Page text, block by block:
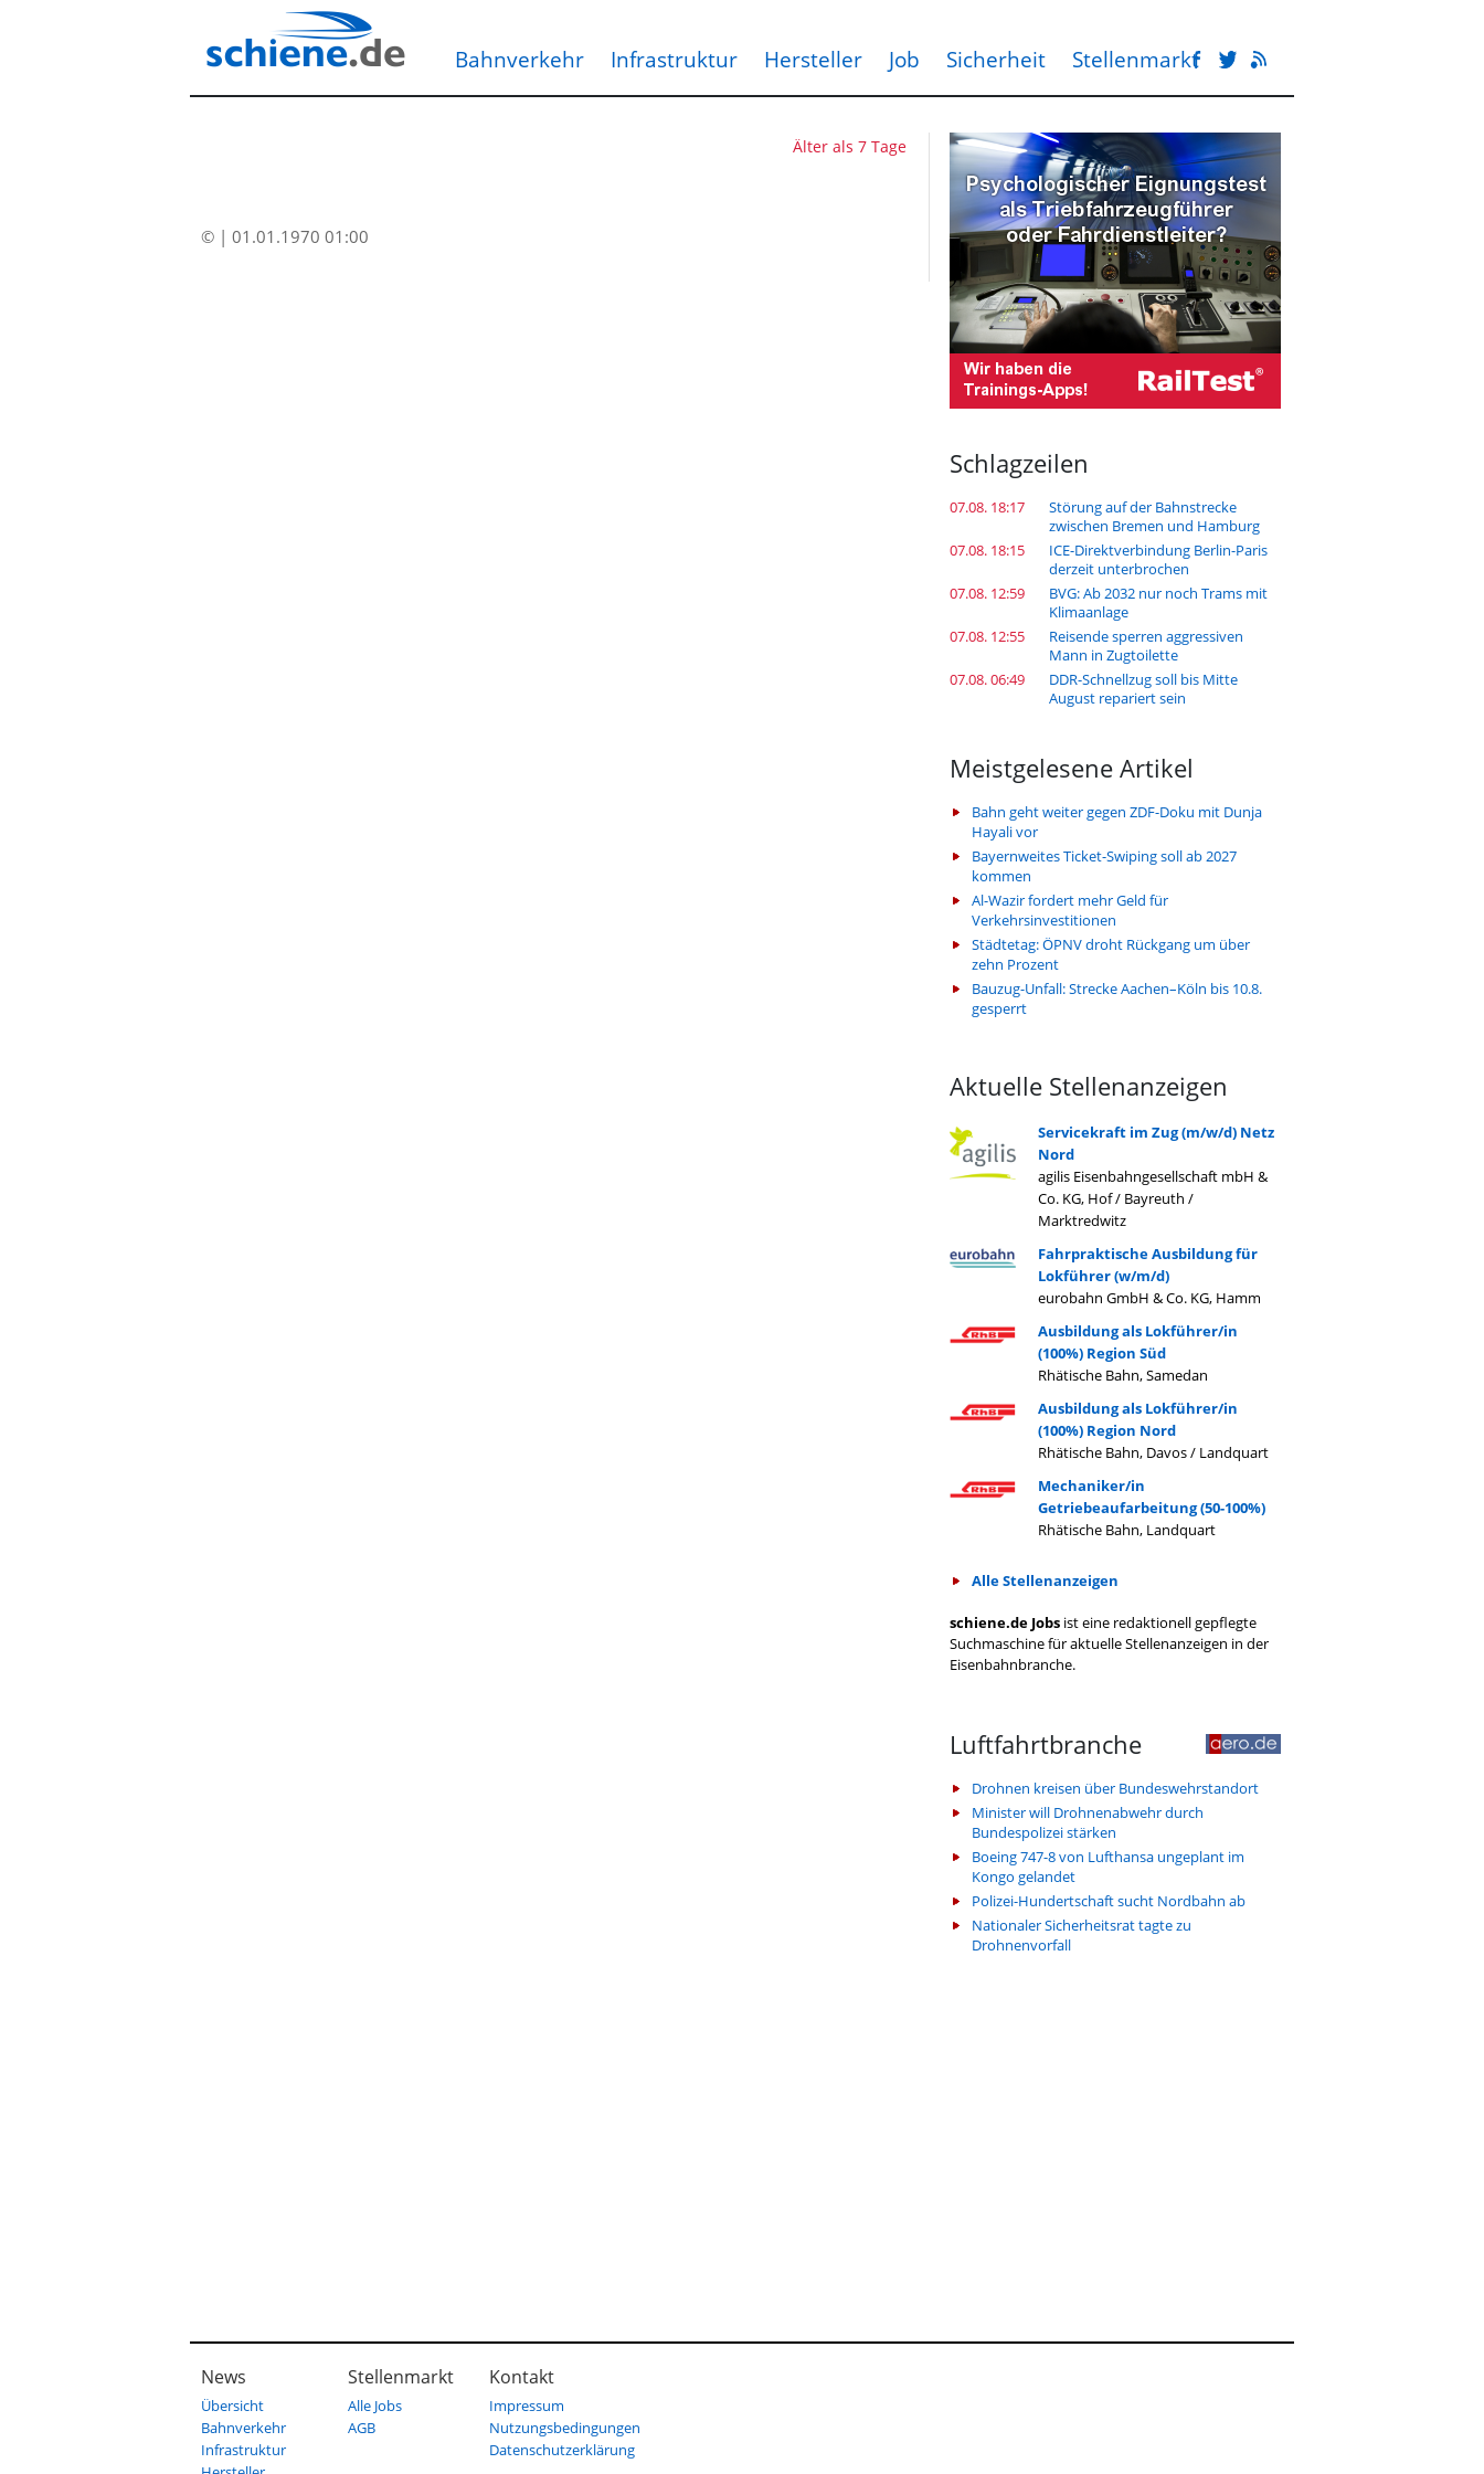
Bahnverkehr Infrastruktur Hersteller Job Sicherheit Stellenmarkt
Älter als 7 Tage
© | 01.01.1970 01:00
Schlagzeilen
07.08. 18:17
Störung auf der Bahnstrecke
zwischen Bremen und Hamburg
07.08. 18:15
ICE-Direktverbindung Berlin-Paris
derzeit unterbrochen
07.08. 12:59
BVG: Ab 2032 nur noch Trams mit
Klimaanlage
07.08. 12:55
Reisende sperren aggressiven
Mann in Zugtoilette
07.08. 06:49
DDR-Schnellzug soll bis Mitte
August repariert sein
Meistgelesene Artikel
Bahn geht weiter gegen ZDF-Doku mit Dunja
Hayali vor
Bayernweites Ticket-Swiping soll ab 2027
kommen
Al-Wazir fordert mehr Geld für
Verkehrsinvestitionen
Städtetag: ÖPNV droht Rückgang um über
zehn Prozent
Bauzug-Unfall: Strecke Aachen–Köln bis 10.8.
gesperrt
Aktuelle Stellenanzeigen
Servicekraft im Zug (m/w/d) Netz
Nord
agilis Eisenbahngesellschaft mbH &
Co. KG, Hof / Bayreuth /
Marktredwitz
Fahrpraktische Ausbildung für
Lokführer (w/m/d)
eurobahn GmbH & Co. KG, Hamm
Ausbildung als Lokführer/in
(100%) Region Süd
Rhätische Bahn, Samedan
Ausbildung als Lokführer/in
(100%) Region Nord
Rhätische Bahn, Davos / Landquart
Mechaniker/in
Getriebeaufarbeitung (50-100%)
Rhätische Bahn, Landquart
Alle Stellenanzeigen
schiene.de Jobs ist eine redaktionell gepflegte
Suchmaschine für aktuelle Stellenanzeigen in der
Eisenbahnbranche.
Luftfahrtbranche
Drohnen kreisen über Bundeswehrstandort
Minister will Drohnenabwehr durch
Bundespolizei stärken
Boeing 747-8 von Lufthansa ungeplant im
Kongo gelandet
Polizei-Hundertschaft sucht Nordbahn ab
Nationaler Sicherheitsrat tagte zu
Drohnenvorfall
News
Übersicht
Bahnverkehr
Infrastruktur
Stellenmarkt
Alle Jobs
AGB
Kontakt
Impressum
Nutzungsbedingungen
Datenschutzerklärung